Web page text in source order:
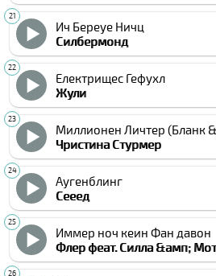
Ич Береуе Ничц
Силбермонд
Електрищес Гефухл
Жули
Миллионен Личтер (Бланк
Чристина Стурмер
Аугенблинг
Сееед
Иммер ноч кеин Фан давон
Флер феат. Силла &амп;